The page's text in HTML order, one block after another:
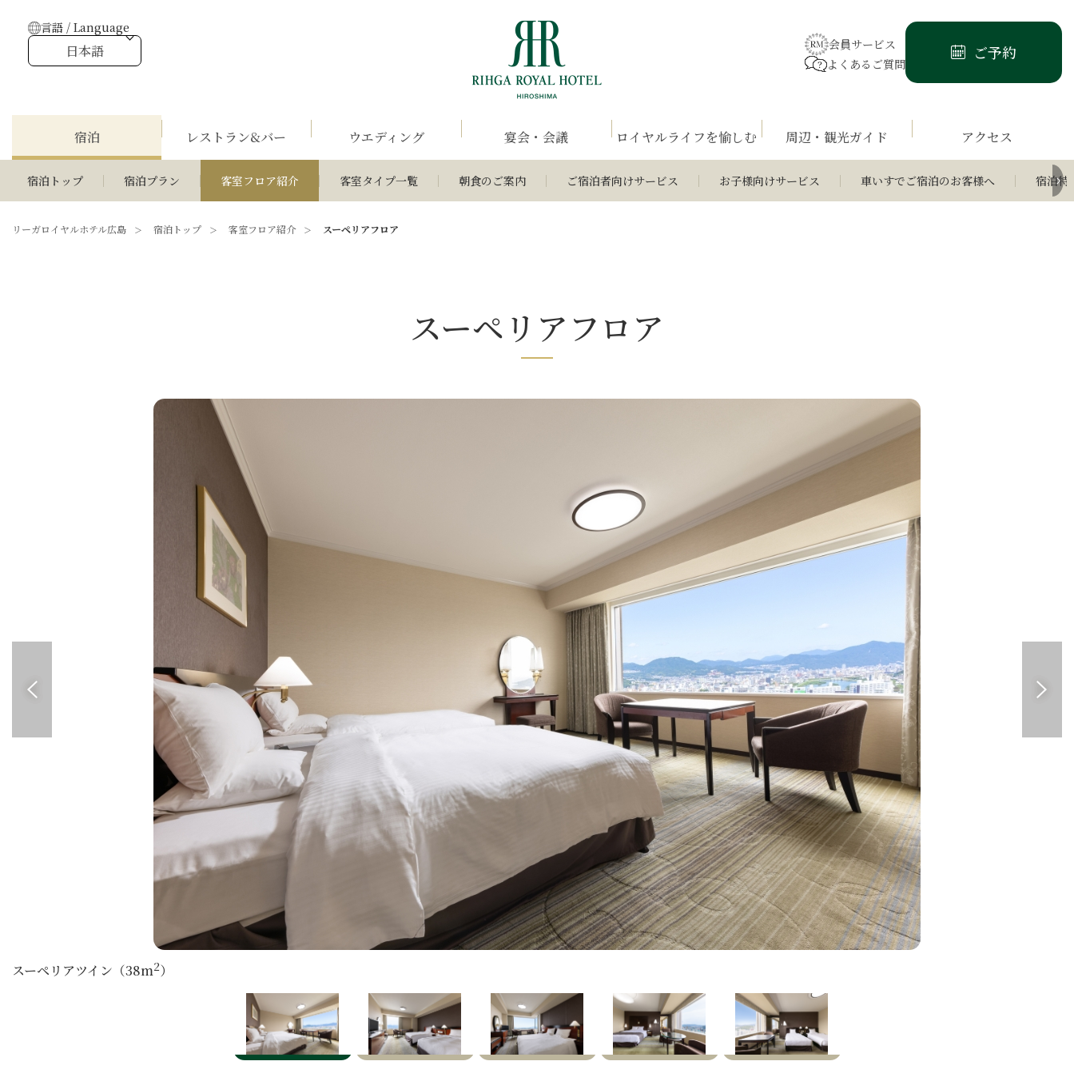
会員サービス
よくあるご質問
ご予約
言語 / Language
日本語
宿泊 レストラン&バー ウエディング 宴会・会議 ロイヤルライフを愉しむ 周辺・観光ガイド アクセス
宿泊トップ 宿泊プラン 客室フロア紹介 客室タイプ一覧 朝食のご案内 ご宿泊者向けサービス お子様向けサービス 車いすでご宿泊のお客様へ 宿泊特
リーガロイヤルホテル広島 宿泊トップ 客室フロア紹介 スーペリアフロア
スーペリアフロア
スーペリアツイン（38m2）